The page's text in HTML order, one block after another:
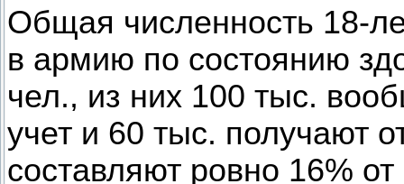
Общая численность 18-
в армию по состоянию
чел., из них 100 тыс.
учет и 60 тыс. получают
составляют ровно 16%